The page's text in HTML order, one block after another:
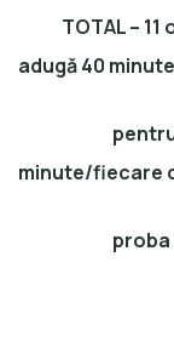
TOTAL – 11
adugă 40 minute
pentru
minute/fiecare
proba